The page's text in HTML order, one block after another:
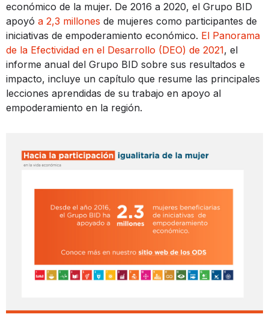
económico de la mujer. De 2016 a 2020, el Grupo BID
apoyó a 2,3 millones de mujeres como participantes de
iniciativas de empoderamiento económico. El Panorama
de la Efectividad en el Desarrollo (DEO) de 2021, el
informe anual del Grupo BID sobre sus resultados e
impacto, incluye un capítulo que resume las principales
lecciones aprendidas de su trabajo en apoyo al
empoderamiento en la región.